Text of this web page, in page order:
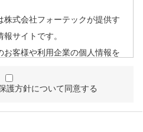
株式会社フォーテックが提供す
サイトです。
お客様や利用企業の個人情報を
ものとします。
護方針について同意する